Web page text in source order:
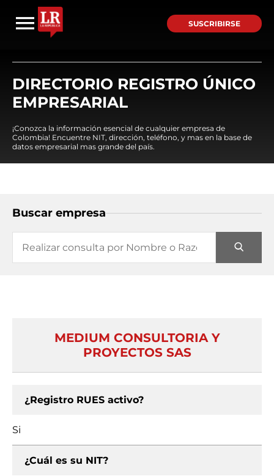
SUSCRIBIRSE
DIRECTORIO REGISTRO ÚNICO
EMPRESARIAL
¡Conozca la información esencial de cualquier empresa de
Colombia! Encuentre NIT, dirección, teléfono, y mas en la base de
datos empresarial mas grande del país.
Buscar empresa
MEDIUM CONSULTORIA Y
PROYECTOS SAS
¿Registro RUES activo?
Si
¿Cuál es su NIT?